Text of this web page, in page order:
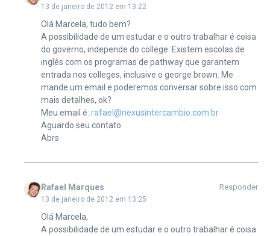
13 de janeiro de 2012 em 13:22
Olá Marcela, tudo bem?
A possibilidade de um estudar e o outro trabalhar é coisa
do governo, independe do college. Existem escolas de
inglês com os programas de pathway que garantem
entrada nos colleges, inclusive o george brown. Me
mande um email e poderemos conversar sobre isso com
mais detalhes, ok?
Meu email é: rafael@nexusintercambio.com.br
Aguardo seu contato
Abrs
Rafael Marques
13 de janeiro de 2012 em 13:25
Responder
Olá Marcela,
A possibilidade de um estudar e o outro trabalhar é coisa